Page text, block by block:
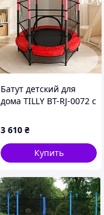
Батут детский для
дома TILLY BT-RJ-0072 с
диаметр 140 см до 100
кг Красный, Червоний
3 610 ₴
Купить